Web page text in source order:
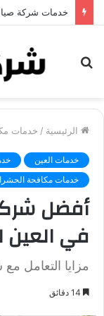
خدمات شركة جلي
الرئيسية / خدمات
خدمات العين
خدمات مكافحة
أفضل
في العين
مزايا التعامل